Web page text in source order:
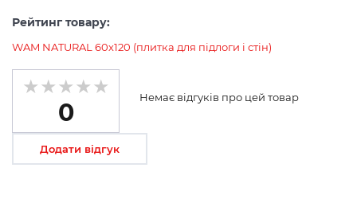
Рейтинг товару:
WAM NATURAL 60х120 (плитка для підлоги і стін)
0
Немає відгуків про цей товар
Додати відгук